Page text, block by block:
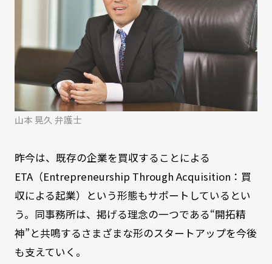
山本 晃久 弁護士
昨今は、既存の企業を買収することによる
ETA（Entrepreneurship Through Acquisition：買
収による起業）という形態もサポートしているとい
う。同事務所は、掲げる理念の一つである“開拓精
神”と共鳴するさまざまな形のスタートアップを今後
も支えていく。